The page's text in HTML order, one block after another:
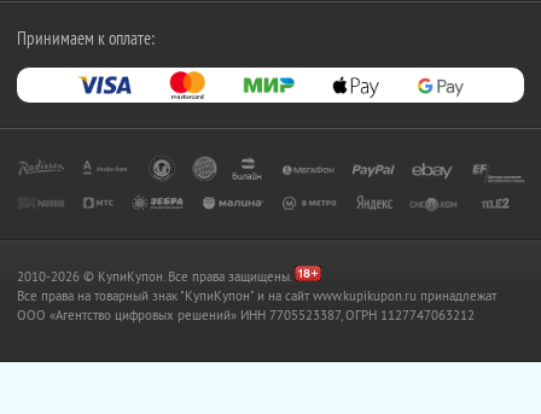
Принимаем к оплате:
2010-2026 © КупиКупон. Все права защищены.
Все права на товарный знак "КупиКупон" и на сайт www.kupikupon.ru принадлежат
OOO «Агентство цифровых решений» ИНН 7705523387, ОГРН 1127747063212